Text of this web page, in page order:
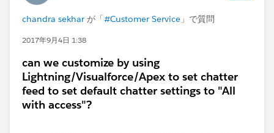
chandra sekhar が「#Customer Service 」で質問
2017年9月4日 1:38
can we customize by using
Lightning/Visualforce/Apex to set chatter
feed to set default chatter settings to "All
with access"?